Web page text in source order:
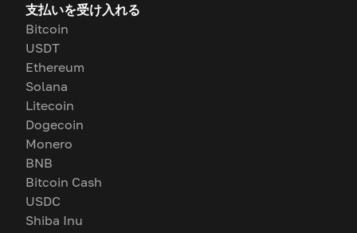
支払いを受け入れる
Bitcoin
USDT
Ethereum
Solana
Litecoin
Dogecoin
Monero
BNB
Bitcoin Cash
USDC
Shiba Inu